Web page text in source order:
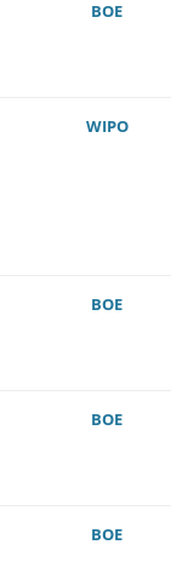
BOE
WIPO
BOE
BOE
BOE